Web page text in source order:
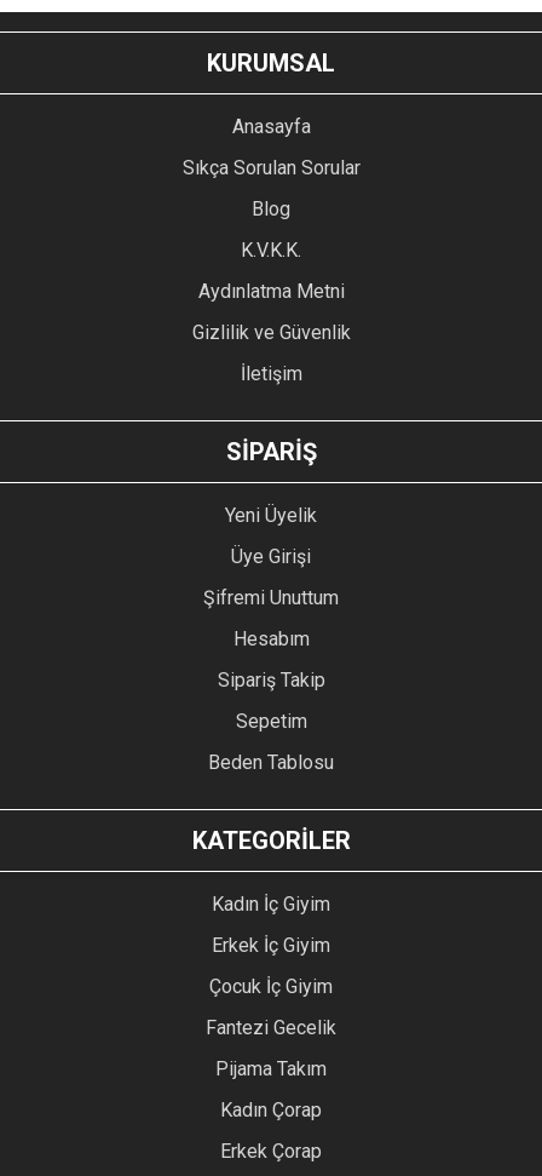
YORUM YAZ
Bu ürünün fiyat bilgisi, resim, ürün açıklamalarında ve diğer
konularda yetersiz gördüğünüz noktaları öneri formunu
kullanarak tarafımıza iletebilirsiniz.
Ürün resmi kalitesiz, bozuk veya görüntülenemiyor.
Ürün açıklamasında eksik bilgiler bulunuyor.
Ürün bilgilerinde hatalar bulunuyor.
Ürün fiyatı diğer sitelerden daha pahalı.
GÖNDER
KURUMSAL
Anasayfa
Sıkça Sorulan Sorular
Blog
K.V.K.K.
Aydınlatma Metni
Gizlilik ve Güvenlik
İletişim
SİPARİŞ
Yeni Üyelik
Üye Girişi
Şifremi Unuttum
Hesabım
Sipariş Takip
Sepetim
Beden Tablosu
KATEGORİLER
Kadın İç Giyim
Erkek İç Giyim
Çocuk İç Giyim
Fantezi Gecelik
Pijama Takım
Kadın Çorap
Erkek Çorap